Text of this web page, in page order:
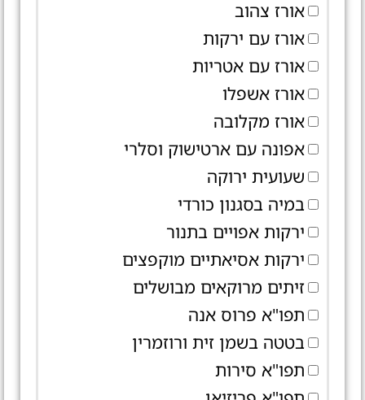
אורז צהוב
אורז עם ירקות
אורז עם אטריות
אורז אשפלו
אורז מקלובה
אפונה עם ארטישוק וסלרי
שעועית ירוקה
במיה בסגנון כורדי
ירקות אפויים בתנור
ירקות אסיאתיים מוקפצים
זיתים מרוקאים מבושלים
תפו"א פרוס אנה
בטטה בשמן זית ורוזמרין
תפו"א סירות